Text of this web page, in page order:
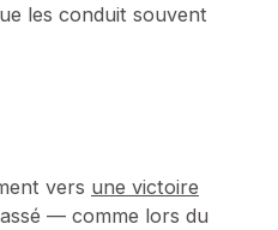
les conduit souvent
vers une victoire
— comme lors du